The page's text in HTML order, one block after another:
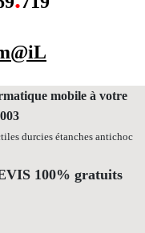
mobile à votre
durcies étanches antichoc
100% gratuits